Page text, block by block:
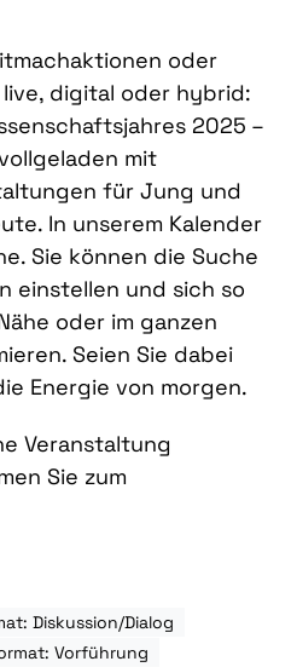
oder
digital oder hybrid:
2025 –
mit
für Jung und
In unserem Kalender
Sie können die Suche
einstellen und sich so
oder im ganzen
Seien Sie dabei
Energie von morgen.
Veranstaltung
Sie zum
Diskussion/Dialog
Vorführung